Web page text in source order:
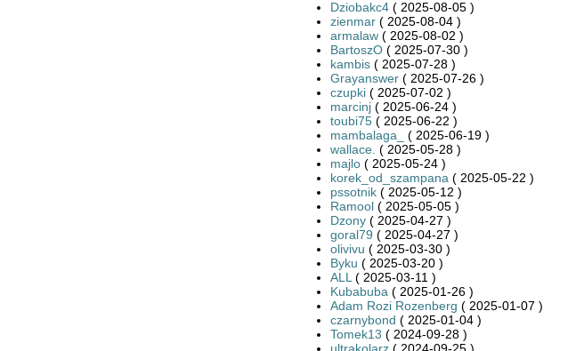
Dziobakc4( 2025-08-05 )
zienmar( 2025-08-04 )
armalaw( 2025-08-02 )
BartoszO( 2025-07-30 )
kambis( 2025-07-28 )
Grayanswer ( 2025-07-26 )
czupki( 2025-07-02 )
marcinj( 2025-06-24 )
toubi75( 2025-06-22 )
mambalaga_
( 2025-06-19 )
wallace. ( 2025-05-28 )
majlo( 2025-05-24 )
korek_od_szampana ( 2025-05-22 )
pssotnik( 2025-05-12 )
Ramool( 2025-05-05 )
Dzony( 2025-04-27 )
goral79 ( 2025-04-27 )
olivivu ( 2025-03-30 )
Byku ( 2025-03-20 )
ALL ( 2025-03-11 )
Kubabuba ( 2025-01-26 )
Adam Rozi Rozenberg ( 2025-01-07 )
czarnybond ( 2025-01-04 )
Tomek13 ( 2024-09-28 )
ultrakolarz( 2024-09-25 )